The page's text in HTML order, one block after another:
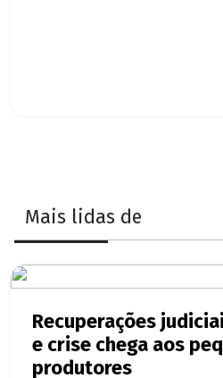
Mais lidas de
Recuperações
e crise chega aos
produtores